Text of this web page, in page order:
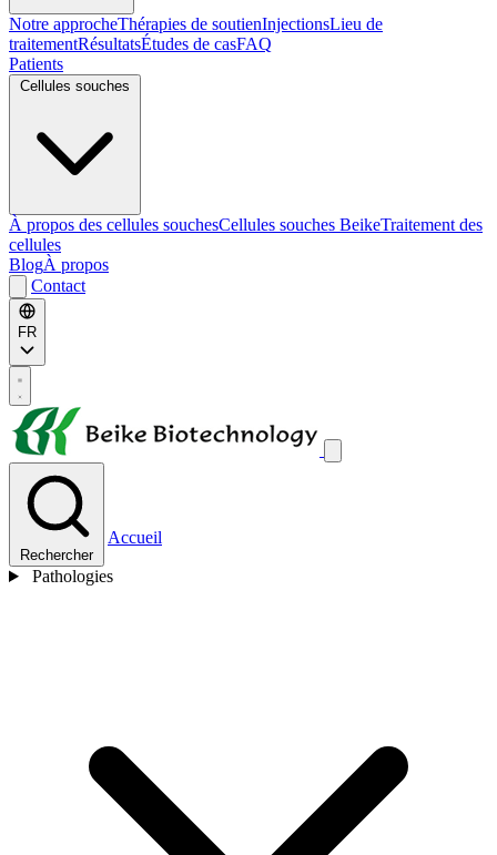
Notre approcheThérapies de soutienInjectionsLieu de
traitementRésultatsÉtudes de casFAQ
Patients
À propos des cellules souchesCellules souches BeikeTraitement des
cellules
BlogÀ propos
Contact
FR
Rechercher
Accueil
Pathologies